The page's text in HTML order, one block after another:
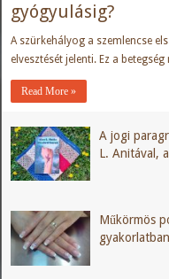
gyógyulásig?
A szürkehályog a szemlencse
elvesztését jelenti. Ez a
Read More »
A jogi
L. Anitával,
Műkörmös